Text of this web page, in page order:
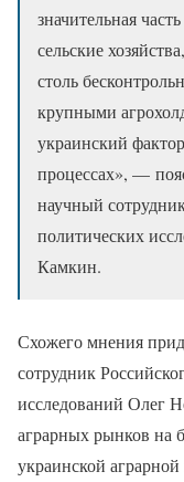
значительная
сельские
столь
крупными
украинский
процессах», —
научный
политических
Камкин.
Схожего мнения
сотрудник
исследований Олег
аграрных рынков на
украинской